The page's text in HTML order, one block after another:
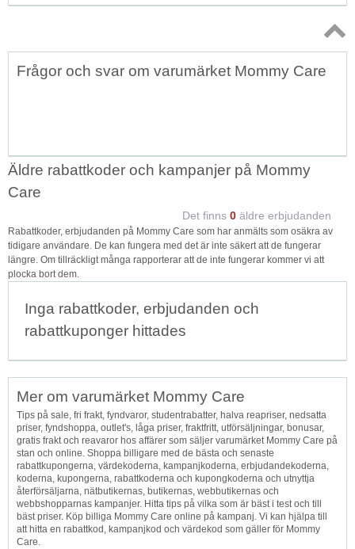
Topp
Frågor och svar om varumärket Mommy Care
Äldre rabattkoder och kampanjer på Mommy
Care
Det finns 0 äldre erbjudanden
Rabattkoder, erbjudanden på Mommy Care som har anmälts som osäkra av
tidigare användare. De kan fungera med det är inte säkert att de fungerar
längre. Om tillräckligt många rapporterar att de inte fungerar kommer vi att
plocka bort dem.
Inga rabattkoder, erbjudanden och
rabattkuponger hittades
Mer om varumärket Mommy Care
Tips på sale, fri frakt, fyndvaror, studentrabatter, halva reapriser, nedsatta
priser, fyndshoppa, outlet's, låga priser, fraktfritt, utförsäljningar, bonusar,
gratis frakt och reavaror hos affärer som säljer varumärket Mommy Care på
stan och online. Shoppa billigare med de bästa och senaste
rabattkupongerna, värdekoderna, kampanjkoderna, erbjudandekoderna,
koderna, kupongerna, rabattkoderna och kupongkoderna och utnyttja
återförsäljarna, nätbutikernas, butikernas, webbutikernas och
webbshopparnas kampanjer. Hitta tips på vilka som är bäst i test och till
bäst priser. Köp billiga Mommy Care online på kampanj. Vi kan hjälpa till
att hitta en rabattkod, kampanjkod och värdekod som gäller för Mommy
Care.